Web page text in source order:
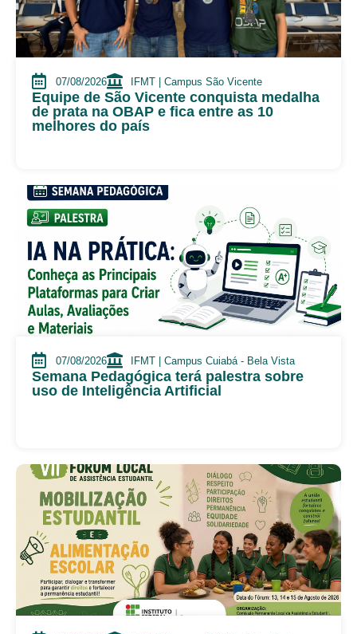
07/08/2026 IFMT | Campus São Vicente
Equipe de São Vicente conquista medalha
de prata na OBAP e fica entre as 10
melhores do país
07/08/2026 IFMT | Campus Cuiabá - Bela Vista
Semana Pedagógica terá palestra sobre
uso de Inteligência Artificial